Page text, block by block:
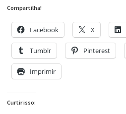
Compartilha!
Facebook X
Tumblr Pinterest
Imprimir
Curtir isso: